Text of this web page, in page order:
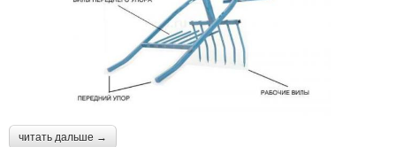
читать дальше →